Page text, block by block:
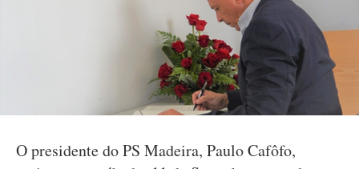
O presidente do PS Madeira, Paulo Cafôfo,